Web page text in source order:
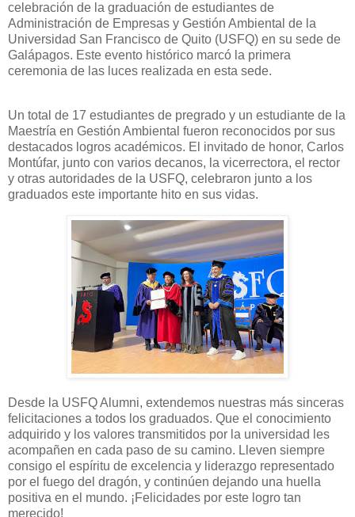
celebración de la graduación de estudiantes de
Administración de Empresas y Gestión Ambiental de la
Universidad San Francisco de Quito (USFQ) en su sede de
Galápagos. Este evento histórico marcó la primera
ceremonia de las luces realizada en esta sede.
Un total de 17 estudiantes de pregrado y un estudiante de la
Maestría en Gestión Ambiental fueron reconocidos por sus
destacados logros académicos. El invitado de honor, Carlos
Montúfar, junto con varios decanos, la vicerrectora, el rector
y otras autoridades de la USFQ, celebraron junto a los
graduados este importante hito en sus vidas.
Desde la USFQ Alumni, extendemos nuestras más sinceras
felicitaciones a todos los graduados. Que el conocimiento
adquirido y los valores transmitidos por la universidad les
acompañen en cada paso de su camino. Lleven siempre
consigo el espíritu de excelencia y liderazgo representado
por el fuego del dragón, y continúen dejando una huella
positiva en el mundo. ¡Felicidades por este logro tan
merecido!